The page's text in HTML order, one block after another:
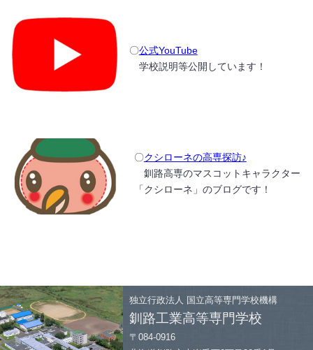
〇公式YouTube
学校説明等公開しています！
〇クシローネの高専探訪♪
釧路高専のマスコットキャラクター
「クシローネ」のブログです！
独立行政法人 国立高等専門学校機構
釧路工業高等専門学校
〒084-0916